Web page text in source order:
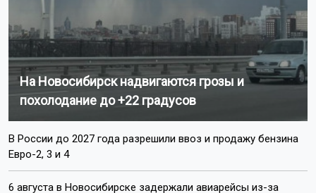
На Новосибирск надвигаются грозы и
похолодание до +22 градусов
В России до 2027 года разрешили ввоз и продажу бензина
Евро-2, 3 и 4
6 августа в Новосибирске задержали авиарейсы из-за